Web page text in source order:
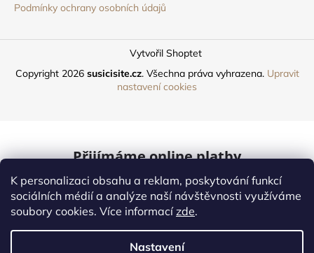
K personalizaci obsahu a reklam, poskytování funkcí
sociálních médií a analýze naší návštěvnosti využíváme
soubory cookies. Více informacízde.
Nastavení
Podmínky ochrany osobních údajů
Vytvořil Shoptet
Copyright 2026 susicisite.cz. Všechna práva vyhrazena. Upravit
nastavení cookies
Přijímáme online platby
Mastercard
Online platby